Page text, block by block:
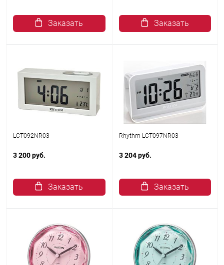
Заказать Заказать
LCT092NR03
3 200 руб.
Заказать
Rhythm LCT097NR03
3 204 руб.
Заказать